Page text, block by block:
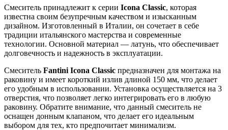
Смеситель принадлежит к серии Icona Classic, которая
известна своим безупречным качеством и изысканным
дизайном. Изготовленный в Италии, он сочетает в себе
традиции итальянского мастерства и современные
технологии. Основной материал — латунь, что обеспечивает
долговечность и надежность в эксплуатации.
Смеситель Fantini Icona Classic предназначен для монтажа на
раковину и имеет короткий излив длиной 150 мм, что делает
его удобным в использовании. Установка осуществляется на 3
отверстия, что позволяет легко интегрировать его в любую
раковину. Обратите внимание, что данный смеситель не
оснащен донным клапаном, что делает его идеальным
выбором для тех, кто предпочитает минимализм.